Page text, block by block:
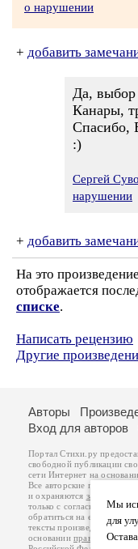
о нарушении
+ добавить
Да, выбор
Канары,
Спасибо,
:)
Сергей
нарушении
+ добавить
На это
отображается
списке.
Написать рецензию
Другие
Мы
для
Авторы
Вход для авторов
Портал Стихи.ру
свободной публикации
сети Интернет на
Все авторские права на
и охраняются законом
.
только с согласия его
обратиться на его
тексты произведений
основанииправил